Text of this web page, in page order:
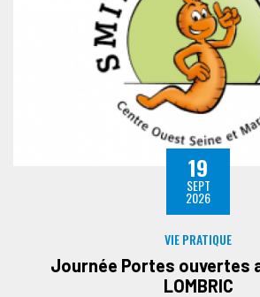
19
SEPT
2026
VIE PRATIQUE
Journée Portes ouvertes
LOMBRIC